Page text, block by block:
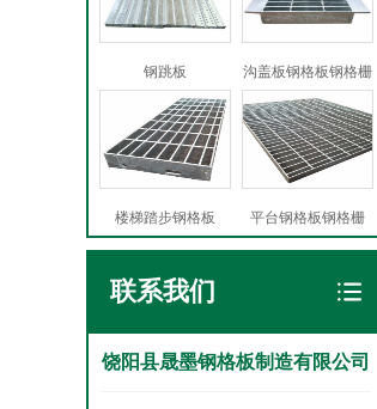
钢跳板 沟盖板钢格板钢格栅
楼梯踏步钢格板 平台钢格板钢格栅
联系我们
饶阳县晟墨钢格板制造有限公司